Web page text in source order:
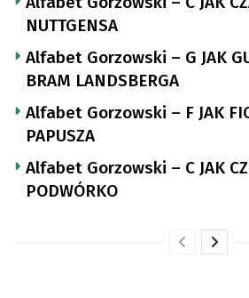
NUTTGENSA
Alfabet Gorzowski – G JAK
BRAM LANDSBERGA
Alfabet Gorzowski – F JAK
PAPUSZA
Alfabet Gorzowski – C JAK
PODWÓRKO